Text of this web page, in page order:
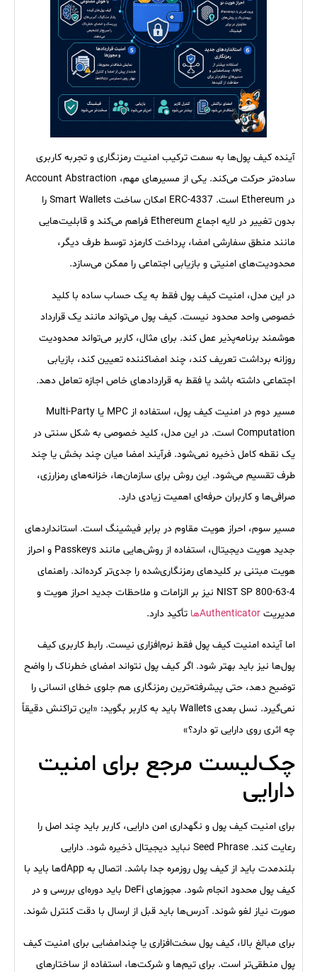
آینده کیف پول‌ها به سمت ترکیب امنیت رمزنگاری و تجربه کاربری
ساده‌تر حرکت می‌کند. یکی از مسیرهای مهم، Account Abstraction
در Ethereum است. ERC-4337 امکان ساخت Smart Wallets را
بدون تغییر در لایه اجماع Ethereum فراهم می‌کند و قابلیت‌هایی
مانند منطق سفارشی امضا، پرداخت کارمزد توسط طرف دیگر،
محدودیت‌های امنیتی و بازیابی اجتماعی را ممکن می‌سازد.
در این مدل، امنیت کیف پول فقط به یک حساب ساده با کلید
خصوصی واحد محدود نیست. کیف پول می‌تواند مانند یک قرارداد
هوشمند برنامه‌پذیر عمل کند. برای مثال، کاربر می‌تواند محدودیت
روزانه برداشت تعریف کند، چند امضاکننده تعیین کند، بازیابی
اجتماعی داشته باشد یا فقط به قراردادهای خاص اجازه تعامل دهد.
مسیر دوم در امنیت کیف پول، استفاده از MPC یا Multi-Party
Computation است. در این مدل، کلید خصوصی به شکل سنتی در
یک نقطه کامل ذخیره نمی‌شود. فرآیند امضا میان چند بخش یا چند
طرف تقسیم می‌شود. این روش برای سازمان‌ها، خزانه‌های رمزارزی،
صرافی‌ها و کاربران حرفه‌ای اهمیت زیادی دارد.
مسیر سوم، احراز هویت مقاوم در برابر فیشینگ است. استانداردهای
جدید هویت دیجیتال، استفاده از روش‌هایی مانند Passkeys و احراز
هویت مبتنی بر کلیدهای رمزنگاری‌شده را جدی‌تر کرده‌اند. راهنمای
NIST SP 800-63-4 نیز بر الزامات و ملاحظات جدید احراز هویت و
مدیریت Authenticatorها تأکید دارد.
اما آینده امنیت کیف پول فقط نرم‌افزاری نیست. رابط کاربری کیف
پول‌ها نیز باید بهتر شود. اگر کیف پول نتواند امضای خطرناک را واضح
توضیح دهد، حتی پیشرفته‌ترین رمزنگاری هم جلوی خطای انسانی را
نمی‌گیرد. نسل بعدی Wallets باید به کاربر بگوید: «این تراکنش دقیقاً
چه اثری روی دارایی تو دارد؟»
چک‌لیست مرجع برای امنیت
دارایی
برای امنیت کیف پول و نگهداری امن دارایی، کاربر باید چند اصل را
رعایت کند. Seed Phrase نباید دیجیتال ذخیره شود. دارایی
بلندمدت باید از کیف پول روزمره جدا باشد. اتصال به dAppها باید با
کیف پول محدود انجام شود. مجوزهای DeFi باید دوره‌ای بررسی و در
صورت نیاز لغو شوند. آدرس‌ها باید قبل از ارسال با دقت کنترل شوند.
برای مبالغ بالا، کیف پول سخت‌افزاری یا چندامضایی برای امنیت کیف
پول منطقی‌تر است. برای تیم‌ها و شرکت‌ها، استفاده از ساختارهای